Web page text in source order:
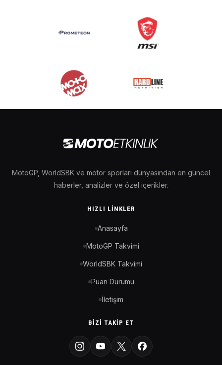
MotoGP, WorldSBK ve motor sporları dünyasından en güncel
haberler, analizler ve özel içerikler.
HIZLI LINKLER
Anasayfa
MotoGP Takvimi
WorldSBK Takvimi
Puan Durumu
İletişim
BIZI TAKIP ET